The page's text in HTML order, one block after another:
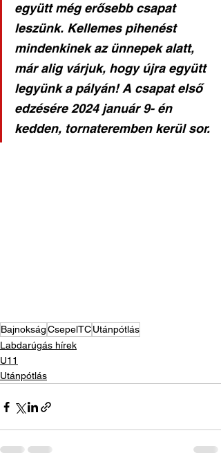
együtt még erősebb csapat
leszünk. Kellemes pihenést
mindenkinek az ünnepek alatt,
már alig várjuk, hogy újra együtt
legyünk a pályán! A csapat első
edzésére 2024 január 9- én
kedden, tornateremben kerül sor.
BajnokságCsepelTCUtánpótlás
Labdarúgás hírek
U11
Utánpótlás